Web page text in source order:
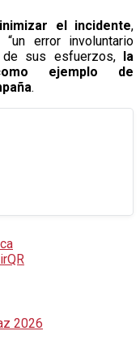
el incidente,
error involuntario
de sus esfuerzos, la
ejemplo de
.
QR